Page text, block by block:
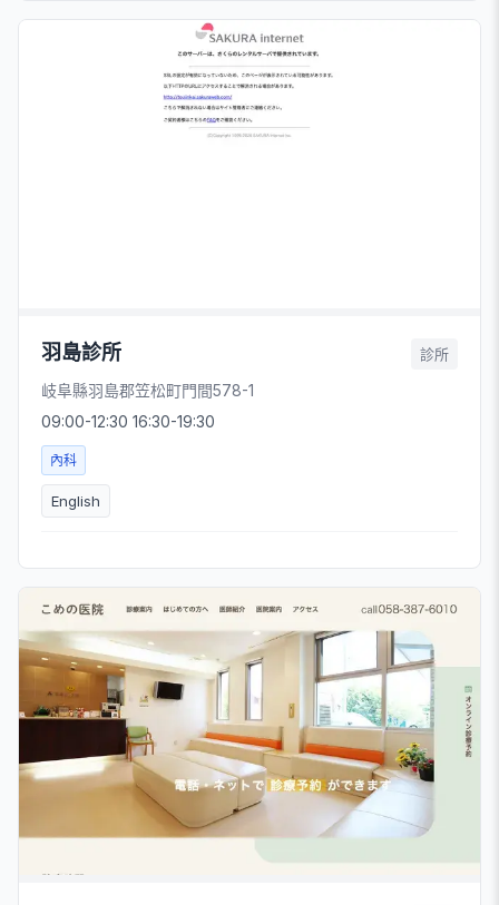
羽島診所 診所
岐阜縣羽島郡笠松町門間578-1
09:00-12:30 16:30-19:30
內科
English